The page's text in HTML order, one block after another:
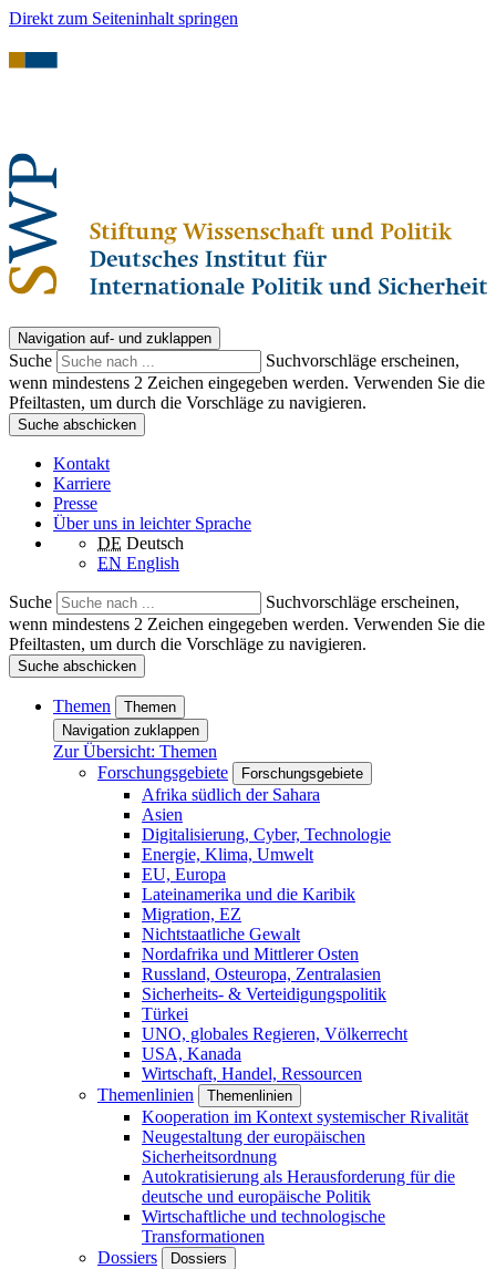
Direkt zum Seiteninhalt springen
Navigation auf- und zuklappen
Suche
Suchvorschläge erscheinen,
wenn mindestens 2 Zeichen eingegeben werden. Verwenden Sie die
Pfeiltasten, um durch die Vorschläge zu navigieren.
Suche abschicken
Kontakt
Karriere
Presse
Über uns in leichter Sprache
DE Deutsch
EN English
Suche
Suchvorschläge erscheinen,
wenn mindestens 2 Zeichen eingegeben werden. Verwenden Sie die
Pfeiltasten, um durch die Vorschläge zu navigieren.
Suche abschicken
Themen
Themen
Navigation zuklappen
Zur Übersicht: Themen
Forschungsgebiete
Forschungsgebiete
Afrika südlich der Sahara
Asien
Digitalisierung, Cyber, Technologie
Energie, Klima, Umwelt
EU, Europa
Lateinamerika und die Karibik
Migration, EZ
Nichtstaatliche Gewalt
Nordafrika und Mittlerer Osten
Russland, Osteuropa, Zentralasien
Sicherheits- & Verteidigungspolitik
Türkei
UNO, globales Regieren, Völkerrecht
USA, Kanada
Wirtschaft, Handel, Ressourcen
Themenlinien
Themenlinien
Kooperation im Kontext systemischer Rivalität
Neugestaltung der europäischen
Sicherheitsordnung
Autokratisierung als Herausforderung für die
deutsche und europäische Politik
Wirtschaftliche und technologische
Transformationen
Dossiers
Dossiers